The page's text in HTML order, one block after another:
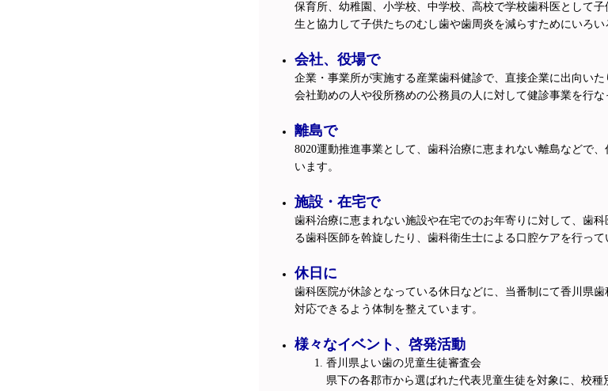
保育所、幼稚園、小学校、中学校、高校で学校歯科医として
生と協力して子供たちのむし歯や歯周炎を減らすためにいろい
会社、役場で
企業・事業所が実施する産業歯科健診で、直接企業に出向いた
会社勤めの人や役所務めの公務員の人に対して健診事業を行な
離島で
8020運動推進事業として、歯科治療に恵まれない離島などで
います。
施設・在宅で
歯科治療に恵まれない施設や在宅でのお年寄りに対して、歯
る歯科医師を斡旋したり、歯科衛生士による口腔ケアを行って
休日に
歯科医院が休診となっている休日などに、当番制にて香川県
対応できるよう体制を整えています。
様々なイベント、啓発活動
香川県よい歯の児童生徒審査会
県下の各郡市から選ばれた代表児童生徒を対象に、校種